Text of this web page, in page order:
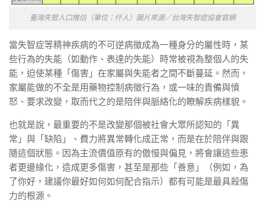
臺灣失智人口推估（單位：仟人）圖片來源／台灣失智症協會官網
當失智症等精神疾病的不可逆病徵成為一種身分的屬性時，某
些行為的失能（如動作、表達的失能）時常被視為整個人的失
能，迫使某種「傷害」在家屬與失能者之間不斷蔓延。然而，
家屬能做的不全是用藥物控制病徵行為，或一味的責備與憤
怒、要求改變，取而代之的是陪伴與脈絡化的瞭解疾病樣貌。
也就是說，最重要的不是改變那個被社會大眾所認知的「異
常」與「缺陷」、費力將異常轉化成正常，而是在於陪伴與跟
隨這個狀態。因為主流價值原有的傲慢與偏見，將會讓這些患
者更邊緣化，造成更多傷害，甚至是那些「善意」（例如，為
了你好，建議你最好如何如何配合指示）都有可能是最具殺傷
力的根源。